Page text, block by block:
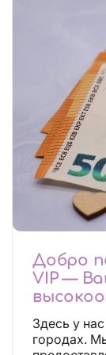
Добро
VIP —
Здесь у
городах.